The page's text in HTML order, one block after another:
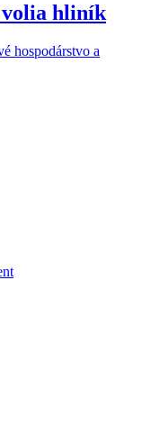
hliník
hospodárstvo a